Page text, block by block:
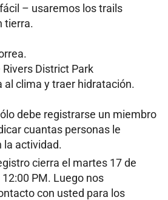
fácil – usaremos los trails
tierra.
District Park
al clima y traer hidratación.
debe registrarse un miembro
cuantas personas le
la actividad.
cierra el martes 17 de
PM. Luego nos
con usted para los